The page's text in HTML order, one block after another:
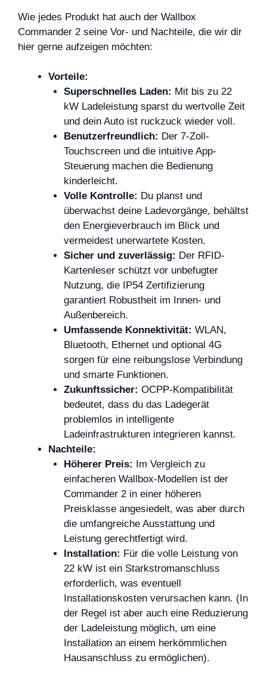
Wie jedes Produkt hat auch der Wallbox
Commander 2 seine Vor- und Nachteile, die wir dir
hier gerne aufzeigen möchten:
Vorteile:
Superschnelles Laden: Mit bis zu 22
kW Ladeleistung sparst du wertvolle Zeit
und dein Auto ist ruckzuck wieder voll.
Benutzerfreundlich: Der 7-Zoll-
Touchscreen und die intuitive App-
Steuerung machen die Bedienung
kinderleicht.
Volle Kontrolle: Du planst und
überwachst deine Ladevorgänge, behältst
den Energieverbrauch im Blick und
vermeidest unerwartete Kosten.
Sicher und zuverlässig: Der RFID-
Kartenleser schützt vor unbefugter
Nutzung, die IP54 Zertifizierung
garantiert Robustheit im Innen- und
Außenbereich.
Umfassende Konnektivität: WLAN,
Bluetooth, Ethernet und optional 4G
sorgen für eine reibungslose Verbindung
und smarte Funktionen.
Zukunftssicher: OCPP-Kompatibilität
bedeutet, dass du das Ladegerät
problemlos in intelligente
Ladeinfrastrukturen integrieren kannst.
Nachteile:
Höherer Preis: Im Vergleich zu
einfacheren Wallbox-Modellen ist der
Commander 2 in einer höheren
Preisklasse angesiedelt, was aber durch
die umfangreiche Ausstattung und
Leistung gerechtfertigt wird.
Installation: Für die volle Leistung von
22 kW ist ein Starkstromanschluss
erforderlich, was eventuell
Installationskosten verursachen kann. (In
der Regel ist aber auch eine Reduzierung
der Ladeleistung möglich, um eine
Installation an einem herkömmlichen
Hausanschluss zu ermöglichen).